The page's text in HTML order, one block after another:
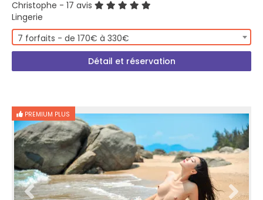
Christophe - 17 avis
Lingerie
7 forfaits - de 170€ à 330€
Détail et réservation
PREMIUM PLUS